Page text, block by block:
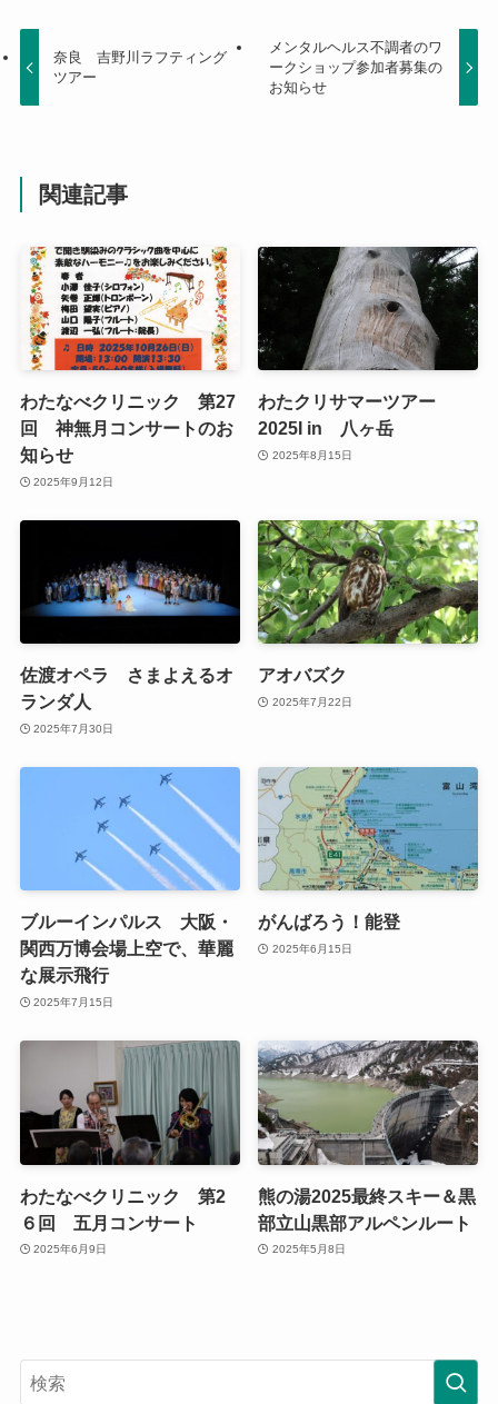
奈良 吉野川ラフティング
ツアー
メンタルヘルス不調者のワ
ークショップ参加者募集の
お知らせ
関連記事
わたなべクリニック 第27
回 神無月コンサートのお
知らせ
2025年9月12日
わたクリサマーツアー
2025I in 八ヶ岳
2025年8月15日
佐渡オペラ さまよえるオ
ランダ人
2025年7月30日
アオバズク
2025年7月22日
ブルーインパルス 大阪・
関西万博会場上空で、華麗
な展示飛行
2025年7月15日
がんばろう！能登
2025年6月15日
わたなべクリニック 第2
６回 五月コンサート
2025年6月9日
熊の湯2025最終スキー＆黒
部立山黒部アルペンルート
2025年5月8日